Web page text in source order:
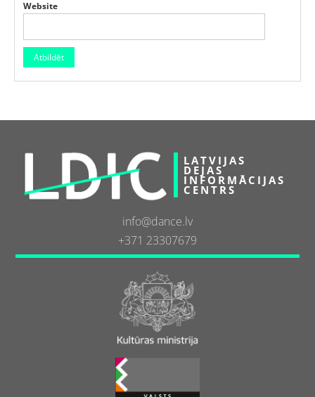
Website
LATVIJAS
DEJAS
INFORMĀCIJAS
CENTRS
info@dance.lv
+371 23307679